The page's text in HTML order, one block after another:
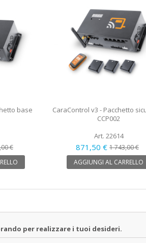
base
€
CaraControl v3 - Pacchetto
CCP002
Art. 22614
871,50 € 1 743,00 €
AGGIUNGI AL CARRELLO
per realizzare i tuoi desideri.